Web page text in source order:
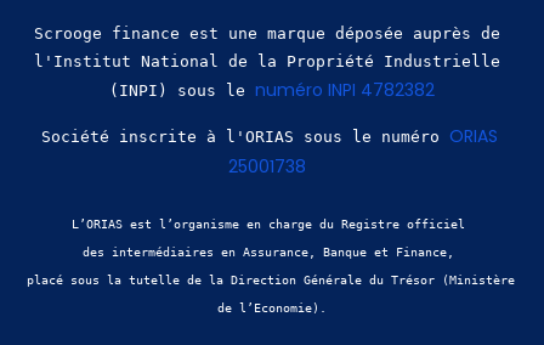
Scrooge finance est une marque déposée auprès de
l'Institut National de la Propriété Industrielle
(INPI) sous le numéro INPI 4782382
Société inscrite à l'ORIAS sous le numéro ORIAS
25001738
L’ORIAS est l’organisme en charge du Registre officiel
des intermédiaires en Assurance, Banque et Finance,
placé sous la tutelle de la Direction Générale du Trésor (Ministère
de l’Economie).